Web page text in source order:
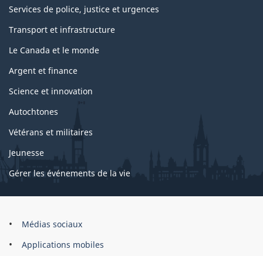
Services de police, justice et urgences
Transport et infrastructure
Le Canada et le monde
Argent et finance
Science et innovation
Autochtones
Vétérans et militaires
Jeunesse
Gérer les événements de la vie
Organisation
gouvernement
Médias sociaux
Applications mobiles